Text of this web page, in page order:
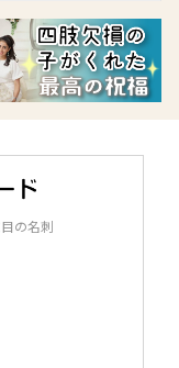
の名刺